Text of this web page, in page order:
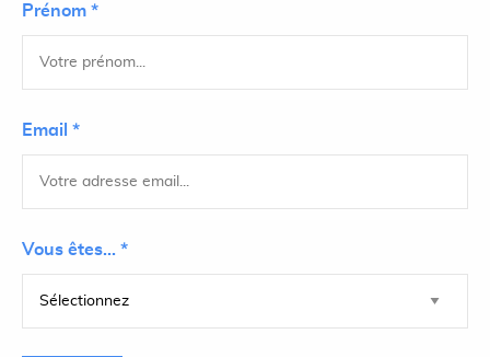
Prénom *
Email *
Vous êtes... *